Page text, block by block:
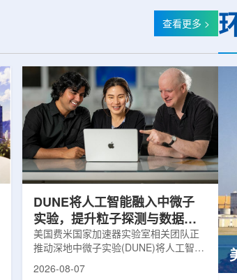
射治疗系统IDENTIFY。亚洲大学医
院表示，该院是韩国首...
评估由国
织/泛美卫
力和实际
家组访...
查看更多 >
DUNE将人工智能融入中微子
实验，提升粒子探测与数据处
理能力
美国费米国家加速器实验室相关团队正
推动深地中微子实验(DUNE)将人工智能
2026-08-07